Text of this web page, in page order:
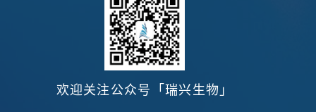
欢迎关注公众号 「瑞兴生物」